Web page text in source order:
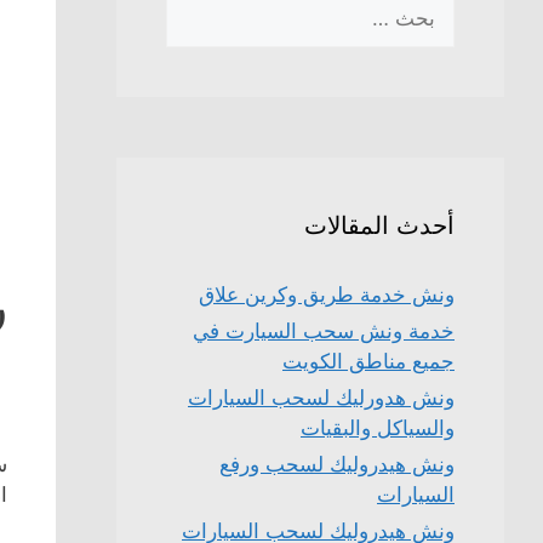
عن:
أحدث المقالات
ونش خدمة طريق وكرين علاق
خدمة ونش سحب السيارت في
جميع مناطق الكويت
ونش هدورليك لسحب السيارات
والسياكل والبقيات
ونش هيدروليك لسحب ورفع
السيارات
ونش هيدروليك لسحب السيارات